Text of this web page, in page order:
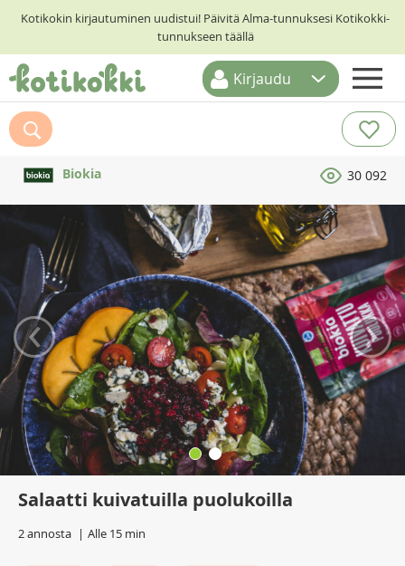
Kotikokin kirjautuminen uudistui! Päivitä Alma-tunnuksesi Kotikokki-
tunnukseen täällä
ETUSIVU
RESEPTIHAKU
RUOKATEEMAT
KESKUSTELUT
KOTIKOKIT
Kirjaudu
Biokia 30 092
‹ ›
Salaatti kuivatuilla puolukoilla
2 annosta Alle 15 min